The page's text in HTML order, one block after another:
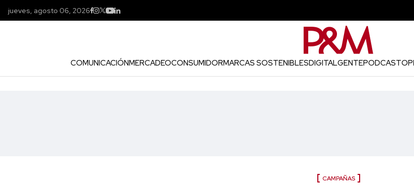
jueves, agosto 06, 2026
COMUNICACIÓNMERCADEOCONSUMIDORMARCAS SOSTENIBLESDIGITALGENTEPODCAST
CAMPAÑAS